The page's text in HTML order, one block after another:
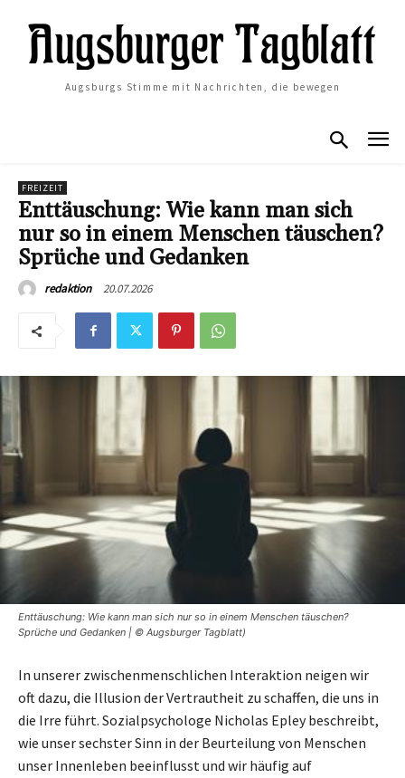
Augsburgs Stimme mit Nachrichten, die bewegen
FREIZEIT
Enttäuschung: Wie kann man sich
nur so in einem Menschen täuschen?
Sprüche und Gedanken
redaktion 20.07.2026
Enttäuschung: Wie kann man sich nur so in einem Menschen täuschen?
Sprüche und Gedanken | © Augsburger Tagblatt)
In unserer zwischenmenschlichen Interaktion neigen wir
oft dazu, die Illusion der Vertrautheit zu schaffen, die uns in
die Irre führt. Sozialpsychologe Nicholas Epley beschreibt,
wie unser sechster Sinn in der Beurteilung von Menschen
unser Innenleben beeinflusst und wir häufig auf